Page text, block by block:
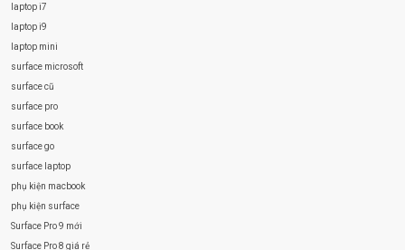
laptop i7
laptop i9
laptop mini
surface microsoft
surface cũ
surface pro
surface book
surface go
surface laptop
phụ kiện macbook
phụ kiện surface
Surface Pro 9 mới
Surface Pro 8 giá rẻ